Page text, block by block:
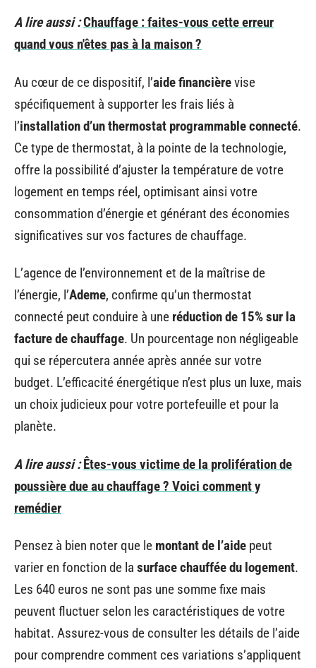
A lire aussi :Chauffage : faites-vous cette erreur
quand vous n'êtes pas à la maison ?
Au cœur de ce dispositif, l’aide financièrevise
spécifiquement à supporter les frais liés à
l’installation d’un thermostat programmable connecté.
Ce type de thermostat, à la pointe de la technologie,
offre la possibilité d’ajuster la température de votre
logement en temps réel, optimisant ainsi votre
consommation d’énergie et générant des économies
significatives sur vos factures de chauffage.
L’agence de l’environnement et de la maîtrise de
l’énergie, l’Ademe, confirme qu’un thermostat
connecté peut conduire à une réduction de 15% sur la
facture de chauffage. Un pourcentage non négligeable
qui se répercutera année après année sur votre
budget. L’efficacité énergétique n’est plus un luxe, mais
un choix judicieux pour votre portefeuille et pour la
planète.
A lire aussi : Êtes-vous victime de la prolifération de
poussière due au chauffage ? Voici comment y
remédier
Pensez à bien noter que le montant de l’aide peut
varier en fonction de la surface chauffée du logement.
Les 640 euros ne sont pas une somme fixe mais
peuvent fluctuer selon les caractéristiques de votre
habitat. Assurez-vous de consulter les détails de l’aide
pour comprendre comment ces variations s’appliquent